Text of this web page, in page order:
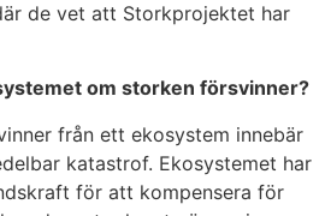
de vet att Storkprojektet har
om storken försvinner?
från ett ekosystem innebär
katastrof. Ekosystemet har
för att kompensera för